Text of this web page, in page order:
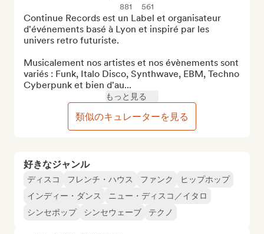
好きなジャンル
ディスコ フレンチ・ハウス ファンク
ヒップホップ
インディー・ダンス
ニュー・ディスコ／イタロ
シンセポップ
シンセウェーブ テクノ
881 561
Continue Records est un Label et organisateur
d'événements basé à Lyon et inspiré par les
univers retro futuriste.
Musicalement nos artistes et nos évènements sont
variés : Funk, Italo Disco, Synthwave, EBM, Techno
Cyberpunk et bien d'au...
もっと見る
類似のキュレーターを見る